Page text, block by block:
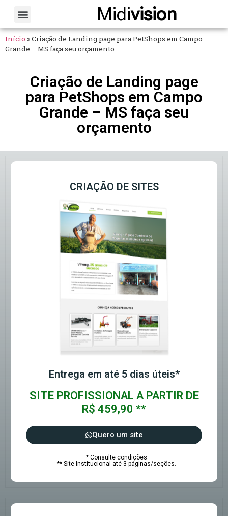
Midivision
Início »Criação de Landing page para PetShops em Campo
Grande – MS faça seu orçamento
Criação de Landing page
para PetShops em Campo
Grande – MS faça seu
orçamento
CRIAÇÃO DE SITES
Entrega em até 5 dias úteis*
SITE PROFISSIONAL A PARTIR DE
R$ 459,90 **
Quero um site
* Consulte condições
** Site Institucional até 3 páginas/seções.